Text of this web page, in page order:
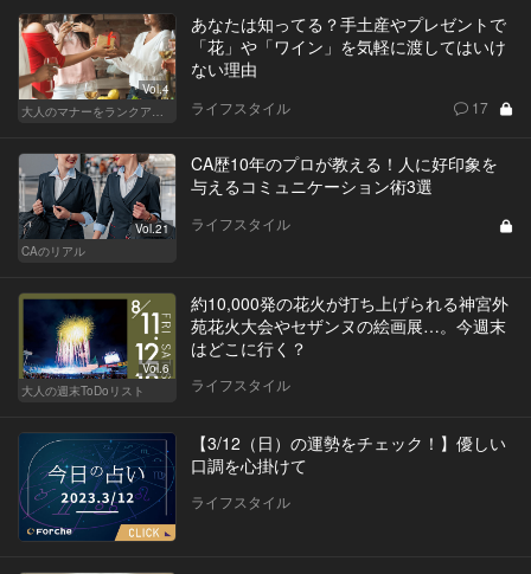
Vol.4
大人のマナーをランクアップせよ
あなたは知ってる？手土産やプレゼントで
「花」や「ワイン」を気軽に渡してはいけ
ない理由
ライフスタイル 17
Vol.21
CAのリアル
CA歴10年のプロが教える！人に好印象を
与えるコミュニケーション術3選
ライフスタイル
Vol.6
大人の週末ToDoリスト
約10,000発の花火が打ち上げられる神宮外
苑花火大会やセザンヌの絵画展…。今週末
はどこに行く？
ライフスタイル
【3/12（日）の運勢をチェック！】優しい
口調を心掛けて
ライフスタイル